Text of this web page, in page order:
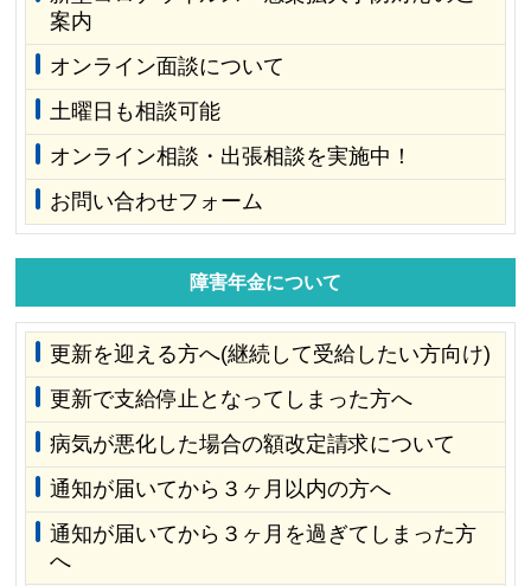
案内
オンライン面談について
土曜日も相談可能
オンライン相談・出張相談を実施中！
お問い合わせフォーム
障害年金について
更新を迎える方へ(継続して受給したい方向け)
更新で支給停止となってしまった方へ
病気が悪化した場合の額改定請求について
通知が届いてから３ヶ月以内の方へ
通知が届いてから３ヶ月を過ぎてしまった方
へ